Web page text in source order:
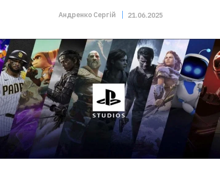
Андренко Сергій 21.06.2025